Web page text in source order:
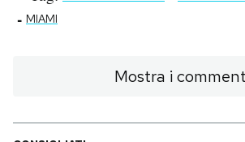
- MIAMI
Mostra i